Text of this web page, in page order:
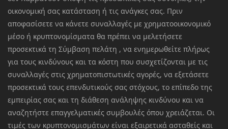
οικονομική σας κατάσταση ή τις ανάγκες σας. Πριν
αποφασίσετε να κάνετε συναλλαγές με χρηματοοικονομικό
μέσο ή κρυπτονομίσματα θα πρέπει να μελετήσετε
προσεκτικά τη Σύμβαση πελάτη , να ενημερωθείτε πλήρως
για τους κινδύνους και τα κόστη που συσχετίζονται με τις
συναλλαγές στις χρηματοπιστωτικές αγορές, να εξετάσετε
προσεκτικά τους επενδυτικούς σας στόχους, το επίπεδο της
εμπειρίας σας και τη διάθεση ανάληψης κινδύνου και να
αναζητήστε επαγγελματικές συμβουλές όπου χρειάζεται. Οι
τιμές των κρυπτονομισμάτων είναι εξαιρετικά ασταθείς και